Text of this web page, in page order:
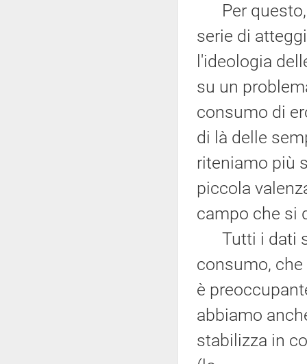
Per questo,
serie di
l'ideologia
su un
consumo di
di là delle
riteniamo più
piccola
campo che si
Tutti i dati
consumo,
è
abbiamo
stabilizza in